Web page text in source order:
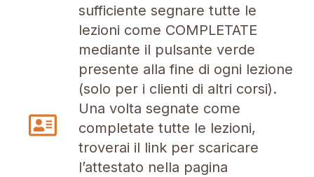
sufficiente segnare tutte le
lezioni come COMPLETATE
mediante il pulsante verde
presente alla fine di ogni lezione
(solo per i clienti di altri corsi).
Una volta segnate come
completate tutte le lezioni,
troverai il link per scaricare
l’attestato nella pagina